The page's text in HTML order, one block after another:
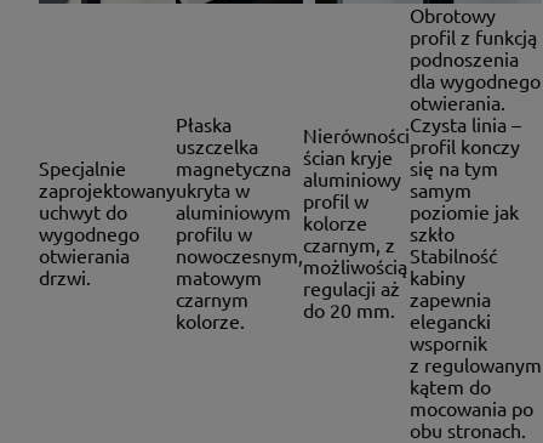
Specjalnie
zaprojektowany
uchwyt do
wygodnego
otwierania
drzwi.
Płaska
uszczelka
magnetyczna
ukryta w
aluminiowym
profilu w
nowoczesnym,
matowym
czarnym
kolorze.
Nierówności
ścian kryje
aluminiowy
profil w
kolorze
czarnym, z
możliwością
regulacji aż
do 20 mm.
Obrotowy
profil z funkcją
podnoszenia
dla wygodnego
otwierania.
Czysta linia –
profil konczy
się na tym
samym
poziomie jak
szkło
Stabilność
kabiny
zapewnia
elegancki
wspornik
z regulowanym
kątem do
mocowania po
obu stronach.